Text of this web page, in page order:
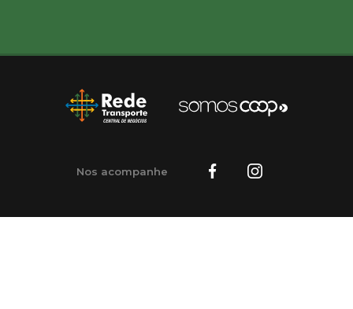
Nos acompanhe